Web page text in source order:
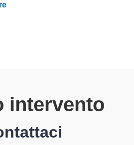
intervento